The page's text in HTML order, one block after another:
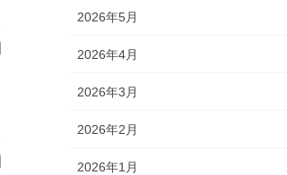
2026年5月
2026年4月
2026年3月
2026年2月
2026年1月